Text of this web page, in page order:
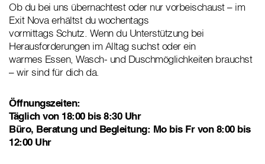
Ob du bei uns übernachtest oder nur vorbeischaust – im
Exit Nova erhältst du wochentags
vormittags Schutz. Wenn du Unterstützung bei
Herausforderungen im Alltag suchst oder ein
warmes Essen, Wasch- und Duschmöglichkeiten brauchst
– wir sind für dich da.
Öffnungszeiten:
Täglich von 18:00 bis 8:30 Uhr
Büro, Beratung und Begleitung: Mo bis Fr von 8:00 bis
12:00 Uhr